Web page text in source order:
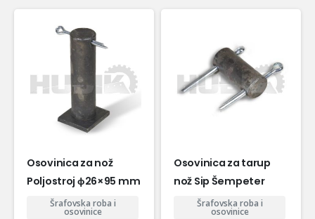
Osovinica za nož
Poljostroj ɸ26×95 mm
Šrafovska roba i
osovinice
Osovinica za tarup
nož Sip Šempeter
Šrafovska roba i
osovinice